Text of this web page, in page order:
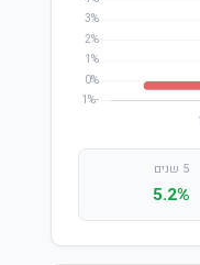
5 שנים
5.2%